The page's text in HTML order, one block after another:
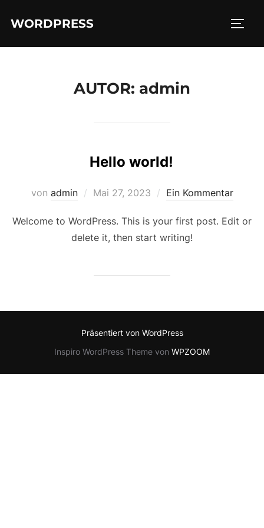
InhaltWORDPRESS
AUTOR: admin
Hello world!
von admin
Veröffentlicht
Mai 27, 2023 Ein Kommentar
Welcome to WordPress. This is your first post. Edit or
delete it, then start writing!
Präsentiert von WordPress
Inspiro WordPress Theme von WPZOOM